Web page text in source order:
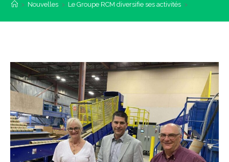
> Nouvelles > Le Groupe RCM diversifie ses activités >